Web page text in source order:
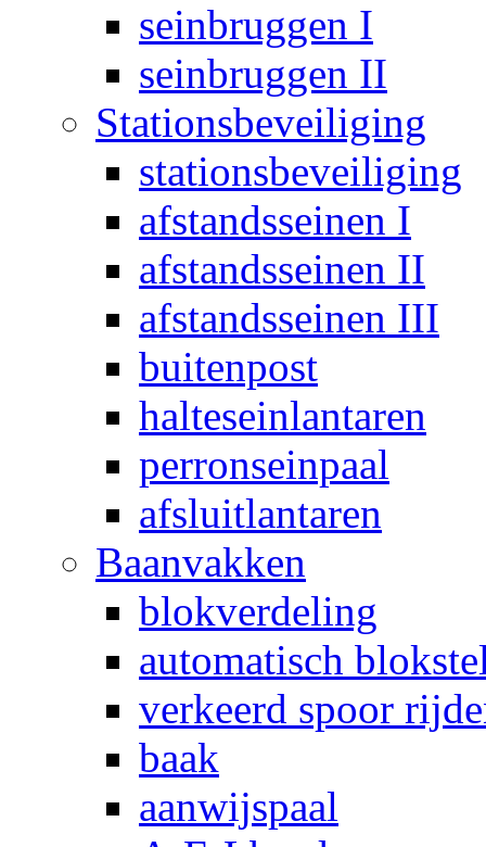
seinbruggen I
seinbruggen II
Stationsbeveiliging
stationsbeveiliging
afstandsseinen I
afstandsseinen II
afstandsseinen III
buitenpost
halteseinlantaren
perronseinpaal
afsluitlantaren
Baanvakken
blokverdeling
automatisch
verkeerd spoor
baak
aanwijspaal